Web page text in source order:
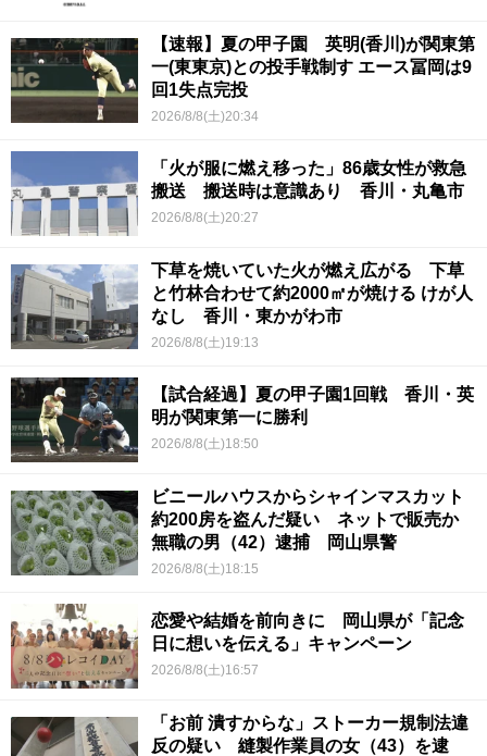
【速報】夏の甲子園 英明(香川)が関東第
一(東東京)との投手戦制す エース冨岡は9
回1失点完投
2026/8/8(土)20:34
「火が服に燃え移った」86歳女性が救急
搬送 搬送時は意識あり 香川・丸亀市
2026/8/8(土)20:27
下草を焼いていた火が燃え広がる 下草
と竹林合わせて約2000㎡が焼ける けが人
なし 香川・東かがわ市
2026/8/8(土)19:13
【試合経過】夏の甲子園1回戦 香川・英
明が関東第一に勝利
2026/8/8(土)18:50
ビニールハウスからシャインマスカット
約200房を盗んだ疑い ネットで販売か
無職の男（42）逮捕 岡山県警
2026/8/8(土)18:15
恋愛や結婚を前向きに 岡山県が「記念
日に想いを伝える」キャンペーン
2026/8/8(土)16:57
「お前 潰すからな」ストーカー規制法違
反の疑い 縫製作業員の女（43）を逮